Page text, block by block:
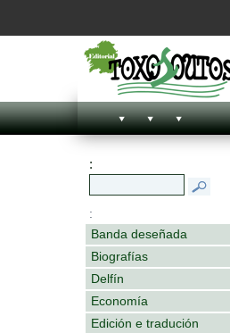
:
:
Banda deseñada
Biografías
Delfín
Economía
Edición e tradución